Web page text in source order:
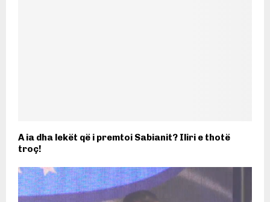
A ia dha lekët që i premtoi Sabianit? Iliri e thotë
troç!